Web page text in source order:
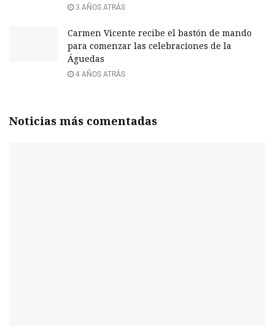
3 AÑOS ATRÁS
Carmen Vicente recibe el bastón de mando
para comenzar las celebraciones de la
Águedas
4 AÑOS ATRÁS
Noticias más comentadas